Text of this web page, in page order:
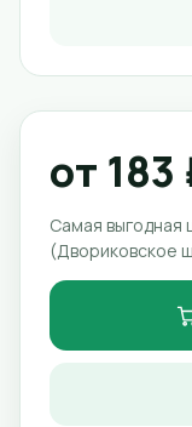
от 183
Самая выгодная
(Двориковское